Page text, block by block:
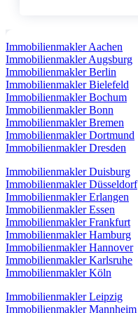
Immobilienmakler Aachen
Immobilienmakler Augsburg
Immobilienmakler Berlin
Immobilienmakler Bielefeld
Immobilienmakler Bochum
Immobilienmakler Bonn
Immobilienmakler Bremen
Immobilienmakler Dortmund
Immobilienmakler Dresden
Immobilienmakler Duisburg
Immobilienmakler Düsseldorf
Immobilienmakler Erlangen
Immobilienmakler Essen
Immobilienmakler Frankfurt
Immobilienmakler Hamburg
Immobilienmakler Hannover
Immobilienmakler Karlsruhe
Immobilienmakler Köln
Immobilienmakler Leipzig
Immobilienmakler Mannheim